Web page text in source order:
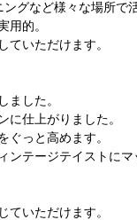
グなど様々な場所で
用的。
いただけます。
ました。
仕上がりました。
っと高めます。
テージテイストにマ
いただけます。